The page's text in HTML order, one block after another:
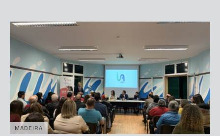
MADEIRA